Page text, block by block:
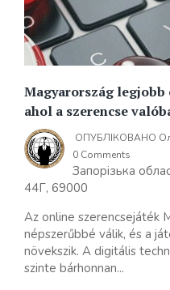
Magyarország legjobb
ahol a szerencse
ОПУБЛІКОВАНО
0 Comments
Запорізька
44Г, 69000
Az online szerencsejáték
népszerűbbé válik, és a
növekszik. A digitális
szinte bárhonnan...